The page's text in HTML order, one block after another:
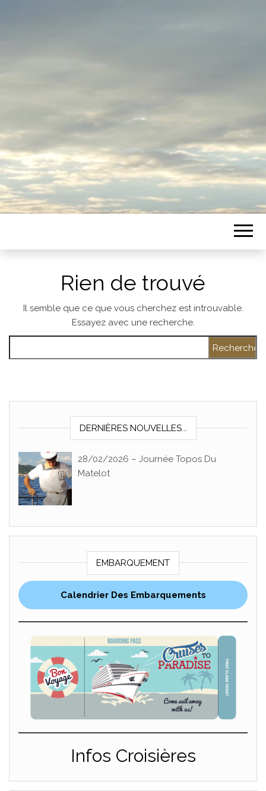
Rien de trouvé
Il semble que ce que vous cherchez est introuvable.
Essayez avec une recherche.
DERNIÈRES NOUVELLES...
28/02/2026 – Journée Topos Du
Matelot
EMBARQUEMENT
Calendrier Des Embarquements
Infos Croisières